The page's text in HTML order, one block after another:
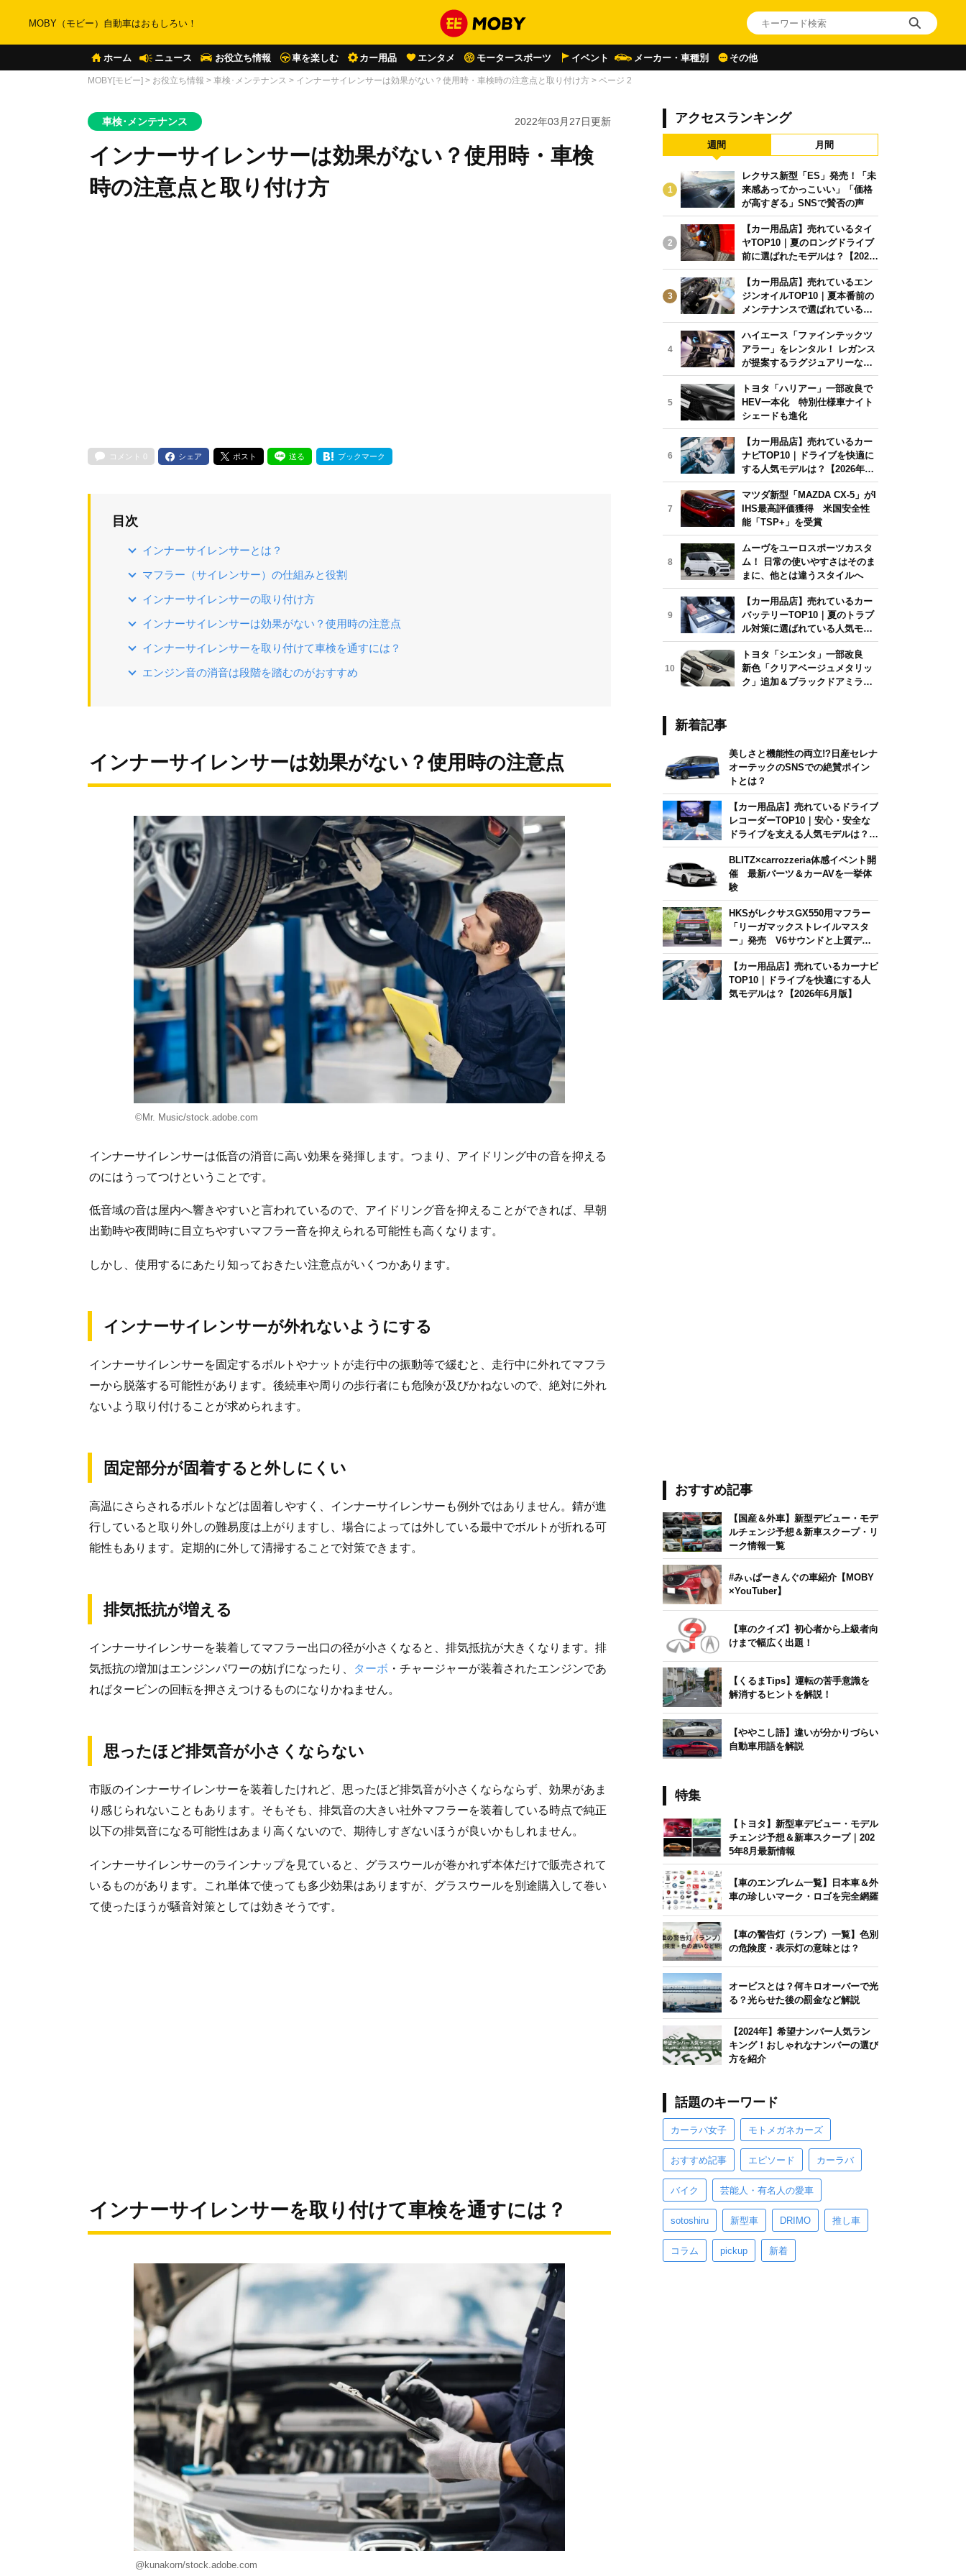
MOBY（モビー）自動車はおもしろい！
ホーム ニュース お役立ち情報 車を楽しむ カー用品 エンタメ モータースポーツ イベント メーカー・車種別 その他
MOBY[モビー] > お役立ち情報 > 車検･メンテナンス > インナーサイレンサーは効果がない？使用時・車検時の注意点と取り付け方 > ページ 2
車検･メンテナンス 2022年03月27日更新
インナーサイレンサーは効果がない？使用時・車検
時の注意点と取り付け方
コメント 0 シェア ポスト 送る ブックマーク
目次
インナーサイレンサーとは？
マフラー（サイレンサー）の仕組みと役割
インナーサイレンサーの取り付け方
インナーサイレンサーは効果がない？使用時の注意点
インナーサイレンサーを取り付けて車検を通すには？
エンジン音の消音は段階を踏むのがおすすめ
インナーサイレンサーは効果がない？使用時の注意点
©Mr. Music/stock.adobe.com
インナーサイレンサーは低音の消音に高い効果を発揮します。つまり、アイドリング中の音を抑える
のにはうってつけということです。
低音域の音は屋内へ響きやすいと言われているので、アイドリング音を抑えることができれば、早朝
出勤時や夜間時に目立ちやすいマフラー音を抑えられる可能性も高くなります。
しかし、使用するにあたり知っておきたい注意点がいくつかあります。
インナーサイレンサーが外れないようにする
インナーサイレンサーを固定するボルトやナットが走行中の振動等で緩むと、走行中に外れてマフラ
ーから脱落する可能性があります。後続車や周りの歩行者にも危険が及びかねないので、絶対に外れ
ないよう取り付けることが求められます。
固定部分が固着すると外しにくい
高温にさらされるボルトなどは固着しやすく、インナーサイレンサーも例外ではありません。錆が進
行していると取り外しの難易度は上がりますし、場合によっては外している最中でボルトが折れる可
能性もあります。定期的に外して清掃することで対策できます。
排気抵抗が増える
インナーサイレンサーを装着してマフラー出口の径が小さくなると、排気抵抗が大きくなります。排
気抵抗の増加はエンジンパワーの妨げになったり、
ターボ ・チャージャーが装着されたエンジンであ
ればタービンの回転を押さえつけるものになりかねません。
思ったほど排気音が小さくならない
市販のインナーサイレンサーを装着したけれど、思ったほど排気音が小さくならならず、効果があま
り感じられないこともあります。そもそも、排気音の大きい社外マフラーを装着している時点で純正
以下の排気音になる可能性はあまり高くないので、期待しすぎないほうが良いかもしれません。
インナーサイレンサーのラインナップを見ていると、グラスウールが巻かれず本体だけで販売されて
いるものがあります。これ単体で使っても多少効果はありますが、グラスウールを別途購入して巻い
て使ったほうが騒音対策としては効きそうです。
インナーサイレンサーを取り付けて車検を通すには？
@kunakorn/stock.adobe.com
アクセスランキング
週間 月間
1
レクサス新型「ES」発売！「未
来感あってかっこいい」「価格
が高すぎる」SNSで賛否の声
2
【カー用品店】売れているタイ
ヤTOP10｜夏のロングドライブ
前に選ばれたモデルは？【2026
年6月版】
3
【カー用品店】売れているエン
ジンオイルTOP10｜夏本番前の
メンテナンスで選ばれている人
気モデルは？【2026年6月版】
4
ハイエース「ファインテックツ
アラー」をレンタル！ レガンス
が提案するラグジュアリーな移
動体験
5
トヨタ「ハリアー」一部改良で
HEV一本化 特別仕様車ナイト
シェードも進化
6
【カー用品店】売れているカー
ナビTOP10｜ドライブを快適に
する人気モデルは？【2026年6
月版】
7
マツダ新型「MAZDA CX-5」がI
IHS最高評価獲得 米国安全性
能「TSP+」を受賞
8
ムーヴをユーロスポーツカスタ
ム！ 日常の使いやすさはそのま
まに、他とは違うスタイルへ
9
【カー用品店】売れているカー
バッテリーTOP10｜夏のトラブ
ル対策に選ばれている人気モデ
ルは？【2026年6月版】
10
トヨタ「シエンタ」一部改良
新色「クリアベージュメタリッ
ク」追加＆ブラックドアミラー
新着記事
美しさと機能性の両立!?日産セレナ
オーテックのSNSでの絶賛ポイン
トとは？
【カー用品店】売れているドライブ
レコーダーTOP10｜安心・安全な
ドライブを支える人気モデルは？
【2026年6月版】
BLITZ×carrozzeria体感イベント開
催 最新パーツ＆カーAVを一挙体
験
HKSがレクサスGX550用マフラー
「リーガマックストレイルマスタ
ー」発売 V6サウンドと上質デザ
インを両立
【カー用品店】売れているカーナビ
TOP10｜ドライブを快適にする人
気モデルは？【2026年6月版】
おすすめ記事
【国産＆外車】新型デビュー・モデ
ルチェンジ予想＆新車スクープ・リ
ーク情報一覧
#みぃぱーきんぐの車紹介【MOBY
×YouTuber】
【車のクイズ】初心者から上級者向
けまで幅広く出題！
【くるまTips】運転の苦手意識を
解消するヒントを解説！
【ややこし語】違いが分かりづらい
自動車用語を解説
特集
【トヨタ】新型車デビュー・モデル
チェンジ予想＆新車スクープ｜202
5年8月最新情報
【車のエンブレム一覧】日本車＆外
車の珍しいマーク・ロゴを完全網羅
【車の警告灯（ランプ）一覧】色別
の危険度・表示灯の意味とは？
オービスとは？何キロオーバーで光
る？光らせた後の罰金など解説
【2024年】希望ナンバー人気ラン
キング！おしゃれなナンバーの選び
方を紹介
話題のキーワード
カーラバ女子 モトメガネカーズ
おすすめ記事 エピソード カーラバ
バイク 芸能人・有名人の愛車
sotoshiru 新型車 DRIMO 推し車
コラム pickup 新着